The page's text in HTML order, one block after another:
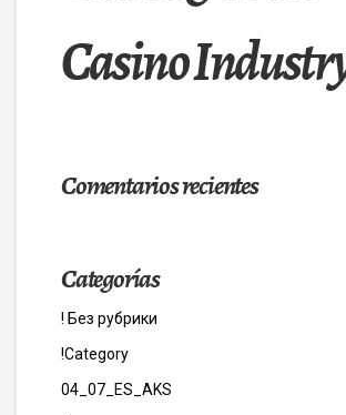
Casino
Comentarios recientes
Categorías
! Без рубрики
!Category
04_07_ES_AKS